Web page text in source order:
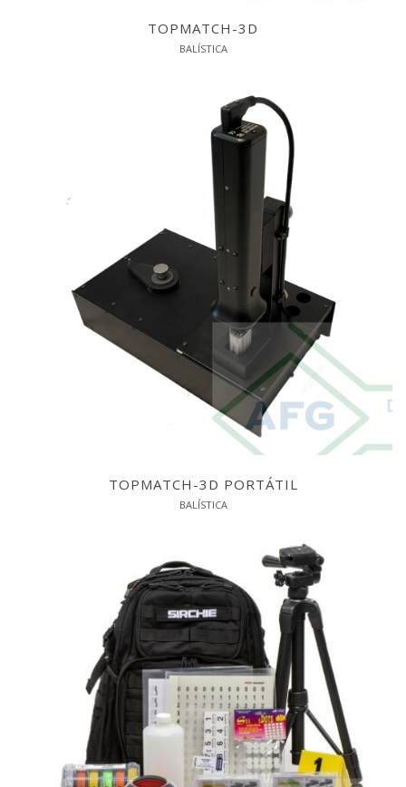
TOPMATCH-3D
BALÍSTICA
TOPMATCH-3D PORTÁTIL
BALÍSTICA